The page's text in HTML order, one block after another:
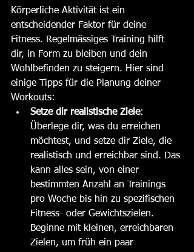
Körperliche Aktivität ist ein
entscheidender Faktor für deine
Fitness. Regelmässiges Training hilft
dir, in Form zu bleiben und dein
Wohlbefinden zu steigern. Hier sind
einige Tipps für die Planung deiner
Workouts:
Setze dir realistische Ziele:
Überlege dir, was du erreichen
möchtest, und setze dir Ziele, die
realistisch und erreichbar sind. Das
kann alles sein, von einer
bestimmten Anzahl an Trainings
pro Woche bis hin zu spezifischen
Fitness- oder Gewichtszielen.
Beginne mit kleinen, erreichbaren
Zielen, um früh ein paar